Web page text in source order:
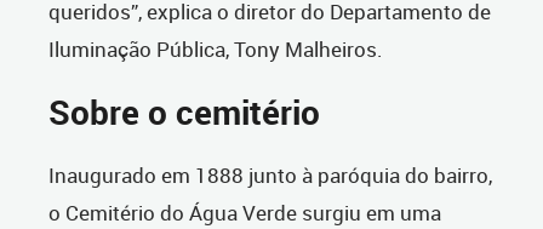
queridos”, explica o diretor do Departamento de
Iluminação Pública, Tony Malheiros.
Sobre o cemitério
Inaugurado em 1888 junto à paróquia do bairro,
o Cemitério do Água Verde surgiu em uma